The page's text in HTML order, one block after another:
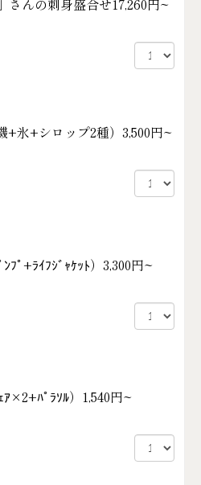
んの刺身盛合せ17,260円~
氷+シロップ2種） 3,500円~
ﾟ+ﾗｲﾌｼﾞｬｹｯﾄ） 3,300円~
×2+ﾊﾟﾗｿﾙ） 1,540円~